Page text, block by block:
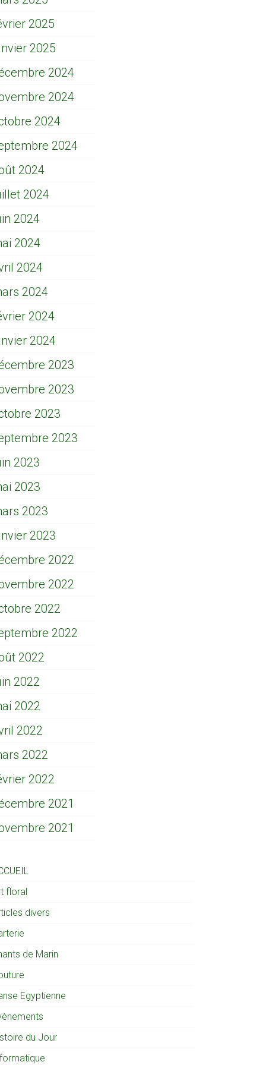
2025
2025
2024
2024
2024
2024
2024
2024
2024
2024
2024
2024
2024
2024
2023
2023
2023
2023
2023
2023
2023
2023
2022
2022
2022
2022
2022
2022
2022
2022
2022
2022
2021
2021
floral
divers
de Marin
Egyptienne
du Jour